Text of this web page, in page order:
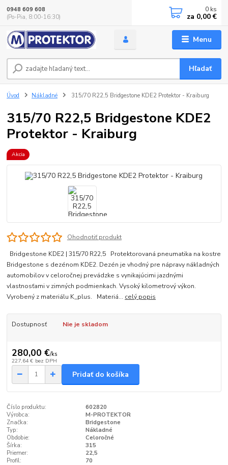
Menu
Hľadať
0948 609 608
(Po-Pia, 8:00-16:30)
0 ks
za 0,00 €
Úvod Nákladné 315/70 R22,5 Bridgestone KDE2 Protektor - Kraiburg
315/70 R22,5 Bridgestone KDE2
Protektor - Kraiburg
Akcia
Ohodnotiť produkt
Bridgestone KDE2 | 315/70 R22,5 Protektorovaná pneumatika na kostre
Bridgestone s dezénom KDE2. Dezén je vhodný pre nápravy nákladných
automobilov v celoročnej prevádzke s vynikajúcimi jazdnými
vlastnosťami v zimných podmienkach. Vysoký kilometrový výkon.
Vyrobený z materiálu K_plus. Materiá... celý popis
Dostupnosť Nie je skladom
280,00 €/ks
227,64 € bez DPH
Pridať do košíka
Číslo produktu:
602820
Výrobca:
M-PROTEKTOR
Značka:
Bridgestone
Typ:
Nákladné
Obdobie:
Celoročné
Šírka:
315
Priemer:
22,5
Profil:
70